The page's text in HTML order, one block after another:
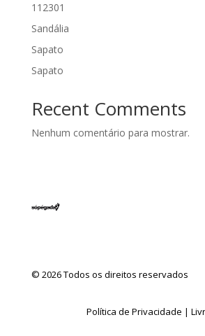
112301
Sandália
Sapato
Sapato
Recent Comments
Nenhum comentário para mostrar.
© 2026 Todos os direitos reservados
Política de Privacidade |